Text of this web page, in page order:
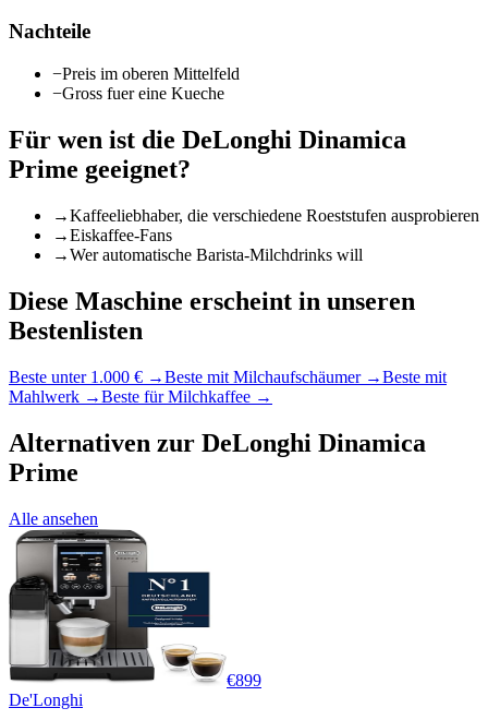
Nachteile
−Preis im oberen Mittelfeld
−Gross fuer eine Kueche
Für wen ist die DeLonghi Dinamica
Prime geeignet?
→Kaffeeliebhaber, die verschiedene Roeststufen ausprobieren
→Eiskaffee-Fans
→Wer automatische Barista-Milchdrinks will
Diese Maschine erscheint in unseren
Bestenlisten
Beste unter 1.000 € →Beste mit Milchaufschäumer→Beste mit
Mahlwerk →Beste für Milchkaffee →
Alternativen zur DeLonghi Dinamica
Prime
Alle ansehen
€899
De'Longhi